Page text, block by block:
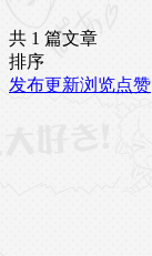
共 1 篇文章
排序
发布更新浏览点赞